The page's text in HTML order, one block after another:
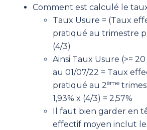
Comment est calculé le
Taux Usure = (Taux
pratiqué au trimestre
(4/3)
Ainsi Taux Usure (>=
au 01/07/22 = Taux
pratiqué au 2ème
1,93% x (4/3) = 2,57%
Il faut bien garder en
effectif moyen inclut